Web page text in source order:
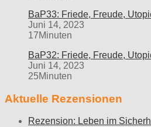
BaP33: Friede, Freude,
Juni 14, 2023
17Minuten
BaP32: Friede, Freude,
Juni 14, 2023
25Minuten
Aktuelle Rezensionen
Rezension: Leben im